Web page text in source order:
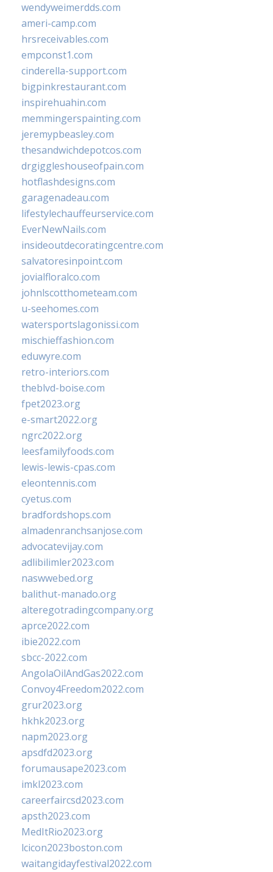
wendyweimerdds.com
ameri-camp.com
hrsreceivables.com
empconst1.com
cinderella-support.com
bigpinkrestaurant.com
inspirehuahin.com
memmingerspainting.com
jeremypbeasley.com
thesandwichdepotcos.com
drgiggleshouseofpain.com
hotflashdesigns.com
garagenadeau.com
lifestylechauffeurservice.com
EverNewNails.com
insideoutdecoratingcentre.com
salvatoresinpoint.com
jovialfloralco.com
johnlscotthometeam.com
u-seehomes.com
watersportslagonissi.com
mischieffashion.com
eduwyre.com
retro-interiors.com
theblvd-boise.com
fpet2023.org
e-smart2022.org
ngrc2022.org
leesfamilyfoods.com
lewis-lewis-cpas.com
eleontennis.com
cyetus.com
bradfordshops.com
almadenranchsanjose.com
advocatevijay.com
adlibilimler2023.com
naswwebed.org
balithut-manado.org
alteregotradingcompany.org
aprce2022.com
ibie2022.com
sbcc-2022.com
AngolaOilAndGas2022.com
Convoy4Freedom2022.com
grur2023.org
hkhk2023.org
napm2023.org
apsdfd2023.org
forumausape2023.com
imkl2023.com
careerfaircsd2023.com
apsth2023.com
MedItRio2023.org
lcicon2023boston.com
waitangidayfestival2022.com